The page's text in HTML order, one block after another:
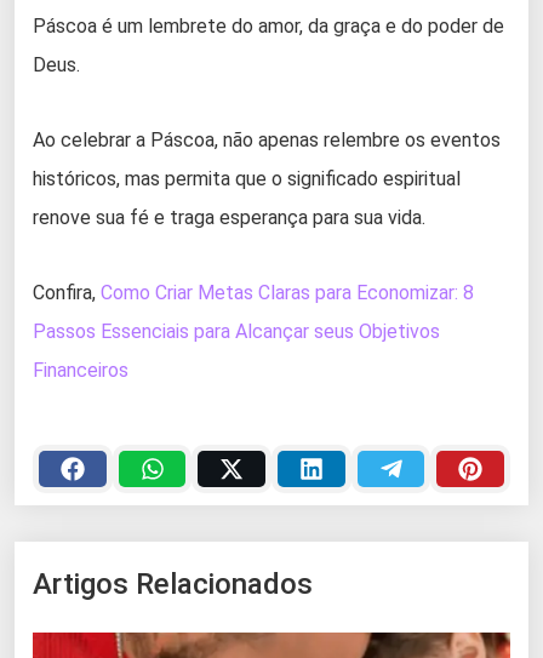
Páscoa é um lembrete do amor, da graça e do poder de
Deus.
Ao celebrar a Páscoa, não apenas relembre os eventos
históricos, mas permita que o significado espiritual
renove sua fé e traga esperança para sua vida.
Confira, Como Criar Metas Claras para Economizar: 8
Passos Essenciais para Alcançar seus Objetivos
Financeiros
Artigos Relacionados